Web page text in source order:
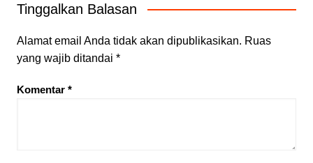
Tinggalkan Balasan
Alamat email Anda tidak akan dipublikasikan. Ruas
yang wajib ditandai *
Komentar *